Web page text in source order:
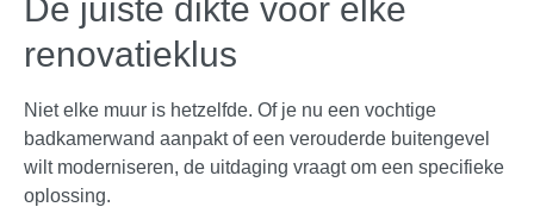
De juiste dikte voor elke
renovatieklus
Niet elke muur is hetzelfde. Of je nu een vochtige
badkamerwand aanpakt of een verouderde buitengevel
wilt moderniseren, de uitdaging vraagt om een specifieke
oplossing.